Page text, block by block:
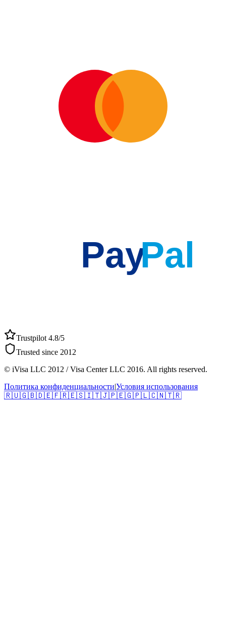
PayPal
Trustpilot 4.8/5
Trusted since 2012
© iVisa LLC 2012 / Visa Center LLC 2016. All rights reserved.
Политика конфиденциальности|Условия использования
🇷🇺🇬🇧🇩🇪🇫🇷🇪🇸🇮🇹🇯🇵🇪🇬🇵🇱🇨🇳🇹🇷